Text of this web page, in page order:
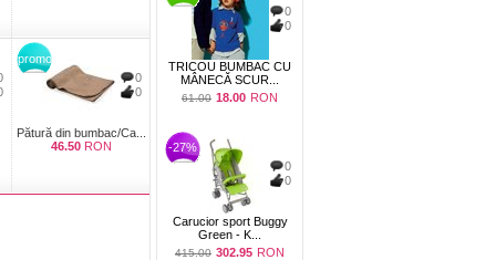
promo
0
0
Pătură din bumbac/Ca...
46.50 RON
0
0
TRICOU BUMBAC CU
MÂNECĂ SCUR...
61.00 18.00 RON
-27%
0
0
Carucior sport Buggy
Green - K...
415.00 302.95 RON